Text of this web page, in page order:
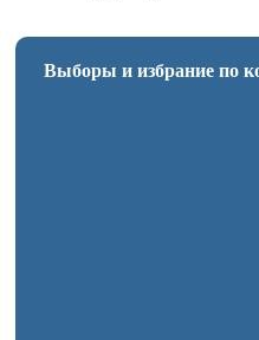
Выборы и избрание по